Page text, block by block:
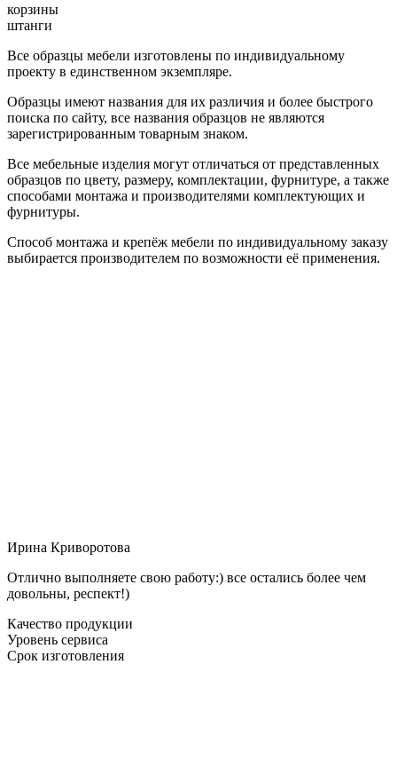
корзины
штанги
Все образцы мебели изготовлены по индивидуальному
проекту в единственном экземпляре.
Образцы имеют названия для их различия и более быстрого
поиска по сайту, все названия образцов не являются
зарегистрированным товарным знаком.
Все мебельные изделия могут отличаться от представленных
образцов по цвету, размеру, комплектации, фурнитуре, а также
способами монтажа и производителями комплектующих и
фурнитуры.
Способ монтажа и крепёж мебели по индивидуальному заказу
выбирается производителем по возможности её применения.
Ирина Криворотова
Отлично выполняете свою работу:) все остались более чем
довольны, респект!)
Качество продукции
Уровень сервиса
Срок изготовления